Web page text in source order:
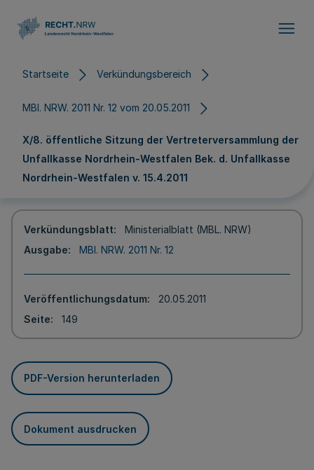
Startseite Verkündungsbereich
MBl. NRW. 2011 Nr. 12 vom 20.05.2011
X/8. öffentliche Sitzung der Vertreterversammlung der
Unfallkasse Nordrhein-Westfalen Bek. d. Unfallkasse
Nordrhein-Westfalen v. 15.4.2011
Verkündungsblatt
Ministerialblatt (MBL. NRW)
Ausgabe
MBl. NRW. 2011 Nr. 12
Veröffentlichungsdatum
20.05.2011
Seite
149
PDF-Version herunterladen
Dokument ausdrucken